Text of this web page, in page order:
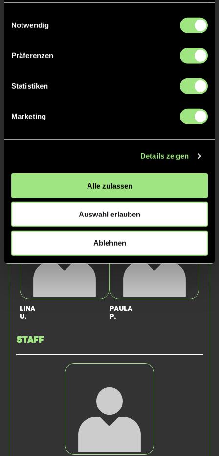
Notwendig
Präferenzen
Statistiken
Marketing
Details zeigen
Alle zulassen
Auswahl erlauben
Ablehnen
Charlotte
D.
H.
J.
Lina
U.
Paula
P.
Staff